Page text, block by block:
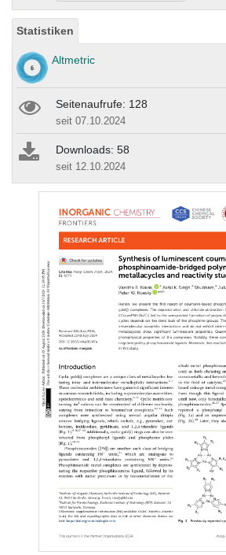
Statistiken
Altmetric
Seitenaufrufe: 128
seit 07.10.2024
Downloads: 58
seit 12.10.2024